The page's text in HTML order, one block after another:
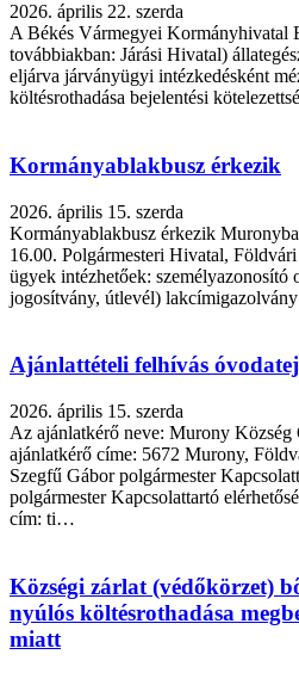
2026. április 22. szerda
A Békés Vármegyei Kormányhivatal
továbbiakban: Járási Hivatal)
eljárva járványügyi intézkedésként
költésrothadása bejelentési
Kormányablakbusz érkezik
2026. április 15. szerda
Kormányablakbusz érkezik
16.00. Polgármesteri Hivatal,
ügyek intézhetőek: személyazonosító
jogosítvány, útlevél)
Ajánlattételi felhívás óvodatej
2026. április 15. szerda
Az ajánlatkérő neve: Murony Község
ajánlatkérő címe: 5672 Murony,
Szegfű Gábor polgármester
polgármester Kapcsolattartó
cím: ti…
Községi zárlat (védőkörzet)
nyúlós költésrothadása
miatt